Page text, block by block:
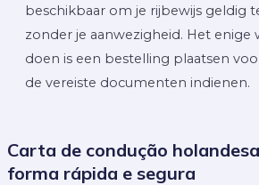
beschikbaar om je rijbewijs geldig
zonder je aanwezigheid. Het enige
doen is een bestelling plaatsen
de vereiste documenten indienen.
Carta de condução
forma rápida e segura